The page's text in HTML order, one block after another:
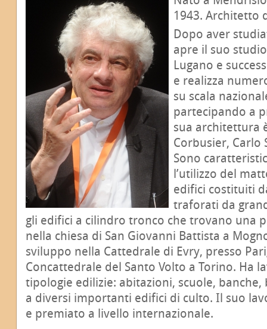
1943. Architetto
Dopo aver
apre il suo
Lugano e
e realizza
su scala
partecipando a
sua architettura
Corbusier, Carlo
Sono
l’utilizzo del
edifici costituiti
traforati da
gli edifici a cilindro tronco che trovano una
nella chiesa di San Giovanni Battista a
sviluppo nella Cattedrale di Evry, presso
Concattedrale del Santo Volto a Torino. Ha
tipologie edilizie: abitazioni, scuole,
a diversi importanti edifici di culto. Il suo
e premiato a livello internazionale.